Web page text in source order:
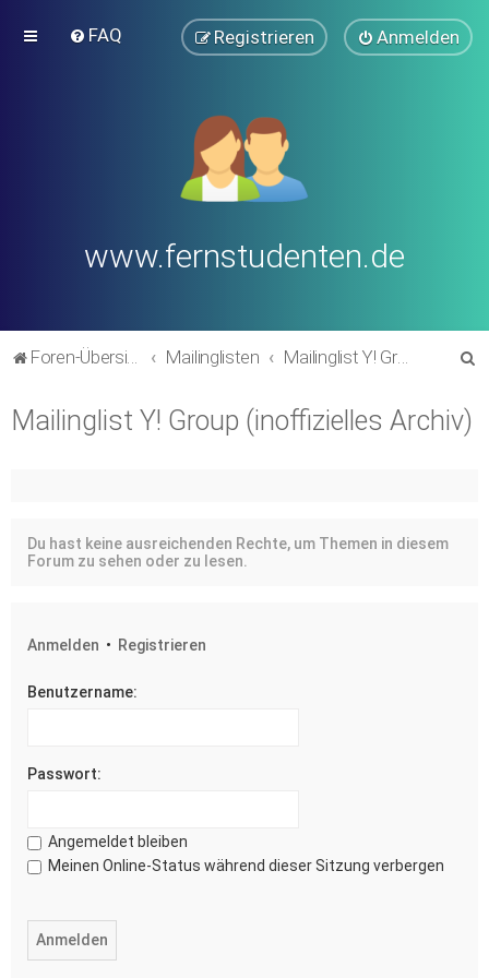
FAQ Anmelden
Registrieren
www.fernstudenten.de
Foren-Übersicht Mailinglisten Mailinglist Y! Group (inoffizielles Archiv)
Mailinglist Y! Group (inoffizielles Archiv)
Du hast keine ausreichenden Rechte, um Themen in diesem
Forum zu sehen oder zu lesen.
Anmelden • Registrieren
Benutzername:
Passwort:
Angemeldet bleiben
Meinen Online-Status während dieser Sitzung verbergen